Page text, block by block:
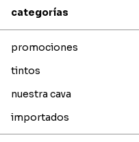
categorías
promociones
tintos
nuestra cava
importados